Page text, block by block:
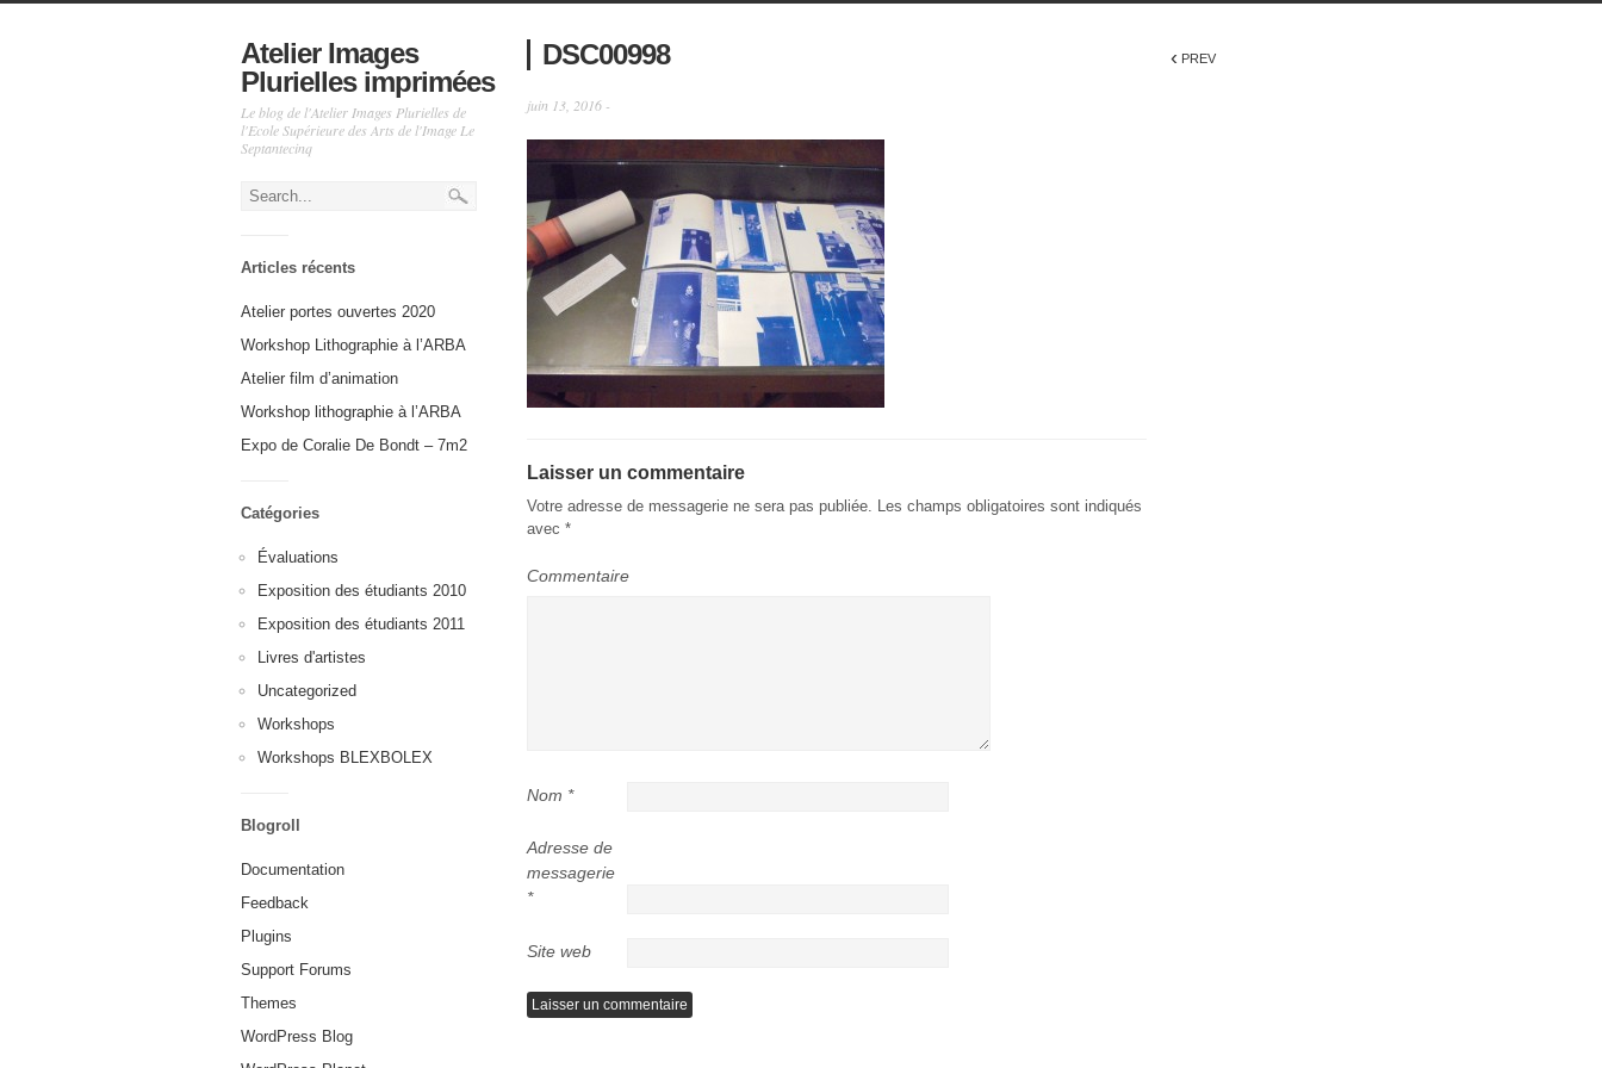
Atelier Images
Plurielles imprimées
Le blog de l'Atelier Images Plurielles de
l'Ecole Supérieure des Arts de l'Image Le
Septantecinq
Articles récents
Atelier portes ouvertes 2020
Workshop Lithographie à l’ARBA
Atelier film d’animation
Workshop lithographie à l’ARBA
Expo de Coralie De Bondt – 7m2
Catégories
Évaluations
Exposition des étudiants 2010
Exposition des étudiants 2011
Livres d'artistes
Uncategorized
Workshops
Workshops BLEXBOLEX
Blogroll
Documentation
Feedback
Plugins
Support Forums
Themes
WordPress Blog
DSC00998
juin 13, 2016 -
Laisser un commentaire
Votre adresse de messagerie ne sera pas publiée. Les champs obligatoires sont indiqués
avec *
Commentaire
Nom *
Adresse de
messagerie
*
Site web
‹ PREV